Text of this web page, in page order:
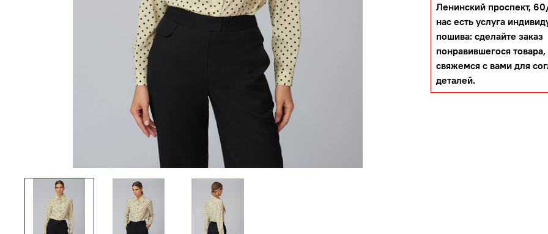
Ленинский проспект,
нас есть услуга
пошива: сделайте заказ
понравившегося
свяжемся с вами для
деталей.